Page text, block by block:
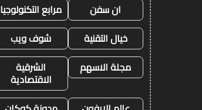
ان سفن
مرابع التكنولوجيا
خيال التقنية
شوف ويب
مجلة الاسهم
الشرقية
الاقتصادية